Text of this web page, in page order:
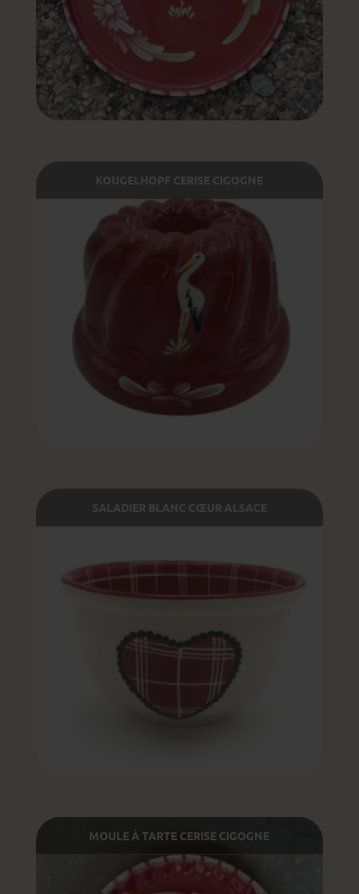
KOUGELHOPF CERISE CIGOGNE
SALADIER BLANC CŒUR ALSACE
MOULE À TARTE CERISE CIGOGNE